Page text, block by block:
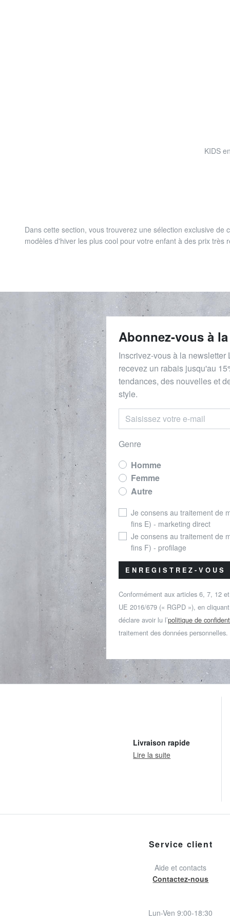
KIDS
Dans cette section, vous trouverez une sélection exclusive
modèles d'hiver les plus cool pour votre enfant à des prix très
Abonnez-vous à
Inscrivez-vous à la newsletter
recevez un rabais jusqu'au 1
tendances, des nouvelles et
style.
Genre
Homme
Femme
Autre
Je consens au traitement de
fins E) - marketing direct
Je consens au traitement de
fins F) - profilage
ENREGISTREZ-VOUS
Conformément aux articles 6, 7, 12
UE 2016/679 (« RGPD »), en
déclare avoir lu l’politique de
traitement des données personnelles.
Livraison rapide
Lire la suite
Service client
Aide et contacts
Contactez-nous
Lun-Ven 9:00-18:30